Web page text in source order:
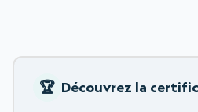
Découvrez la